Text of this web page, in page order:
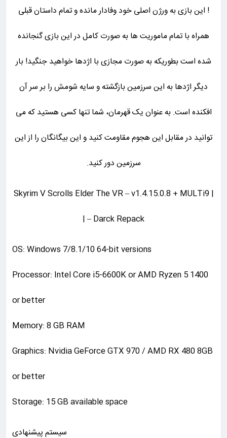
! این بازی به ورژن اصلی خود وفادار مانده و تمام داستان قبلی
همراه با تمام ماموریت ها به صورت کامل در این بازی گنجانده
شده است بطوریکه به صورت مجازی با اژدها خواهید جنگید! بار
دیگر اژدها به این سرزمین بازگشته و سایه شومش را بر سر آن
افکنده است. به عنوان یک قهرمان، شما تنها کسی هستید که می
توانید در مقابل این هجوم مقاومت کنید و این بیگانگان را از این
سرزمین دور کنید.
| Skyrim V Scrolls Elder The VR – v1.4.15.0.8 + MULTi9
– Darck Repack |
OS: Windows 7/8.1/10 64-bit versions
Processor: Intel Core i5-6600K or AMD Ryzen 5 1400
or better
Memory: 8 GB RAM
Graphics: Nvidia GeForce GTX 970 / AMD RX 480 8GB
or better
Storage: 15 GB available space
سیستم پیشنهادی